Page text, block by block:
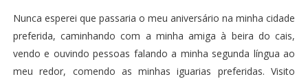
Nunca esperei que passaria o meu aniversário na minha cidade
preferida, caminhando com a minha amiga à beira do cais,
vendo e ouvindo pessoas falando a minha segunda língua ao
meu redor, comendo as minhas iguarias preferidas. Visito